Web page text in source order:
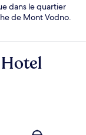
dans le quartier
de Mont Vodno.